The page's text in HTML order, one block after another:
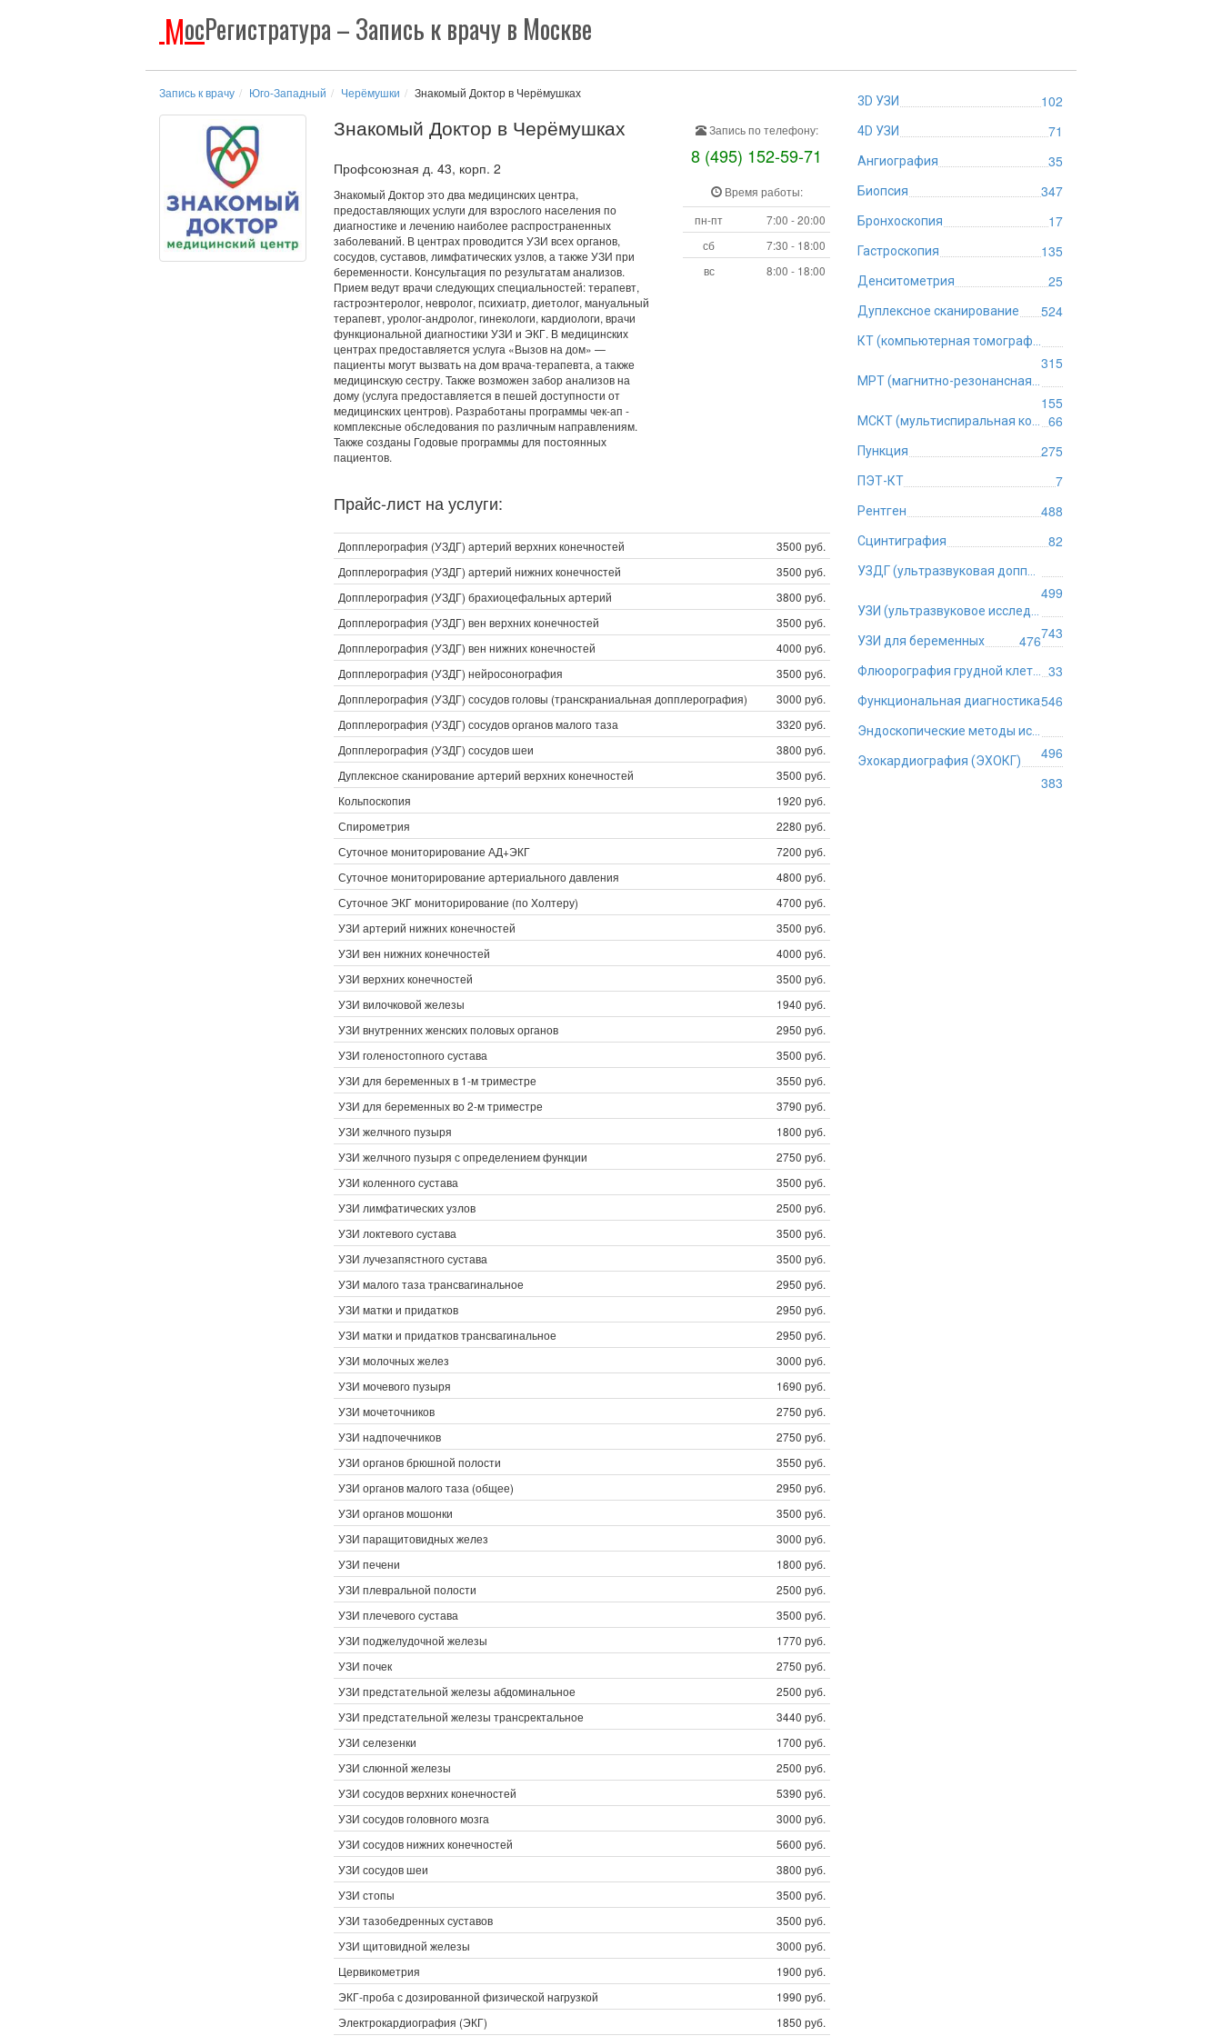
МосРегистратура– Запись к врачу в Москве
Запись к врачу Юго-Западный Черёмушки Знакомый Доктор в Черёмушках
Знакомый Доктор в Черёмушках
Профсоюзная д. 43, корп. 2
Знакомый Доктор это два медицинских центра,
предоставляющих услуги для взрослого населения по
диагностике и лечению наиболее распространенных
заболеваний. В центрах проводится УЗИ всех органов,
сосудов, суставов, лимфатических узлов, а также УЗИ при
беременности. Консультация по результатам анализов.
Прием ведут врачи следующих специальностей: терапевт,
гастроэнтеролог, невролог, психиатр, диетолог, мануальный
терапевт, уролог-андролог, гинекологи, кардиологи, врачи
функциональной диагностики УЗИ и ЭКГ. В медицинских
центрах предоставляется услуга «Вызов на дом» —
пациенты могут вызвать на дом врача-терапевта, а также
медицинскую сестру. Также возможен забор анализов на
дому (услуга предоставляется в пешей доступности от
медицинских центров). Разработаны программы чек-ап -
комплексные обследования по различным направлениям.
Также созданы Годовые программы для постоянных
пациентов.
Запись по телефону:
8 (495) 152-59-71
Время работы:
пн-пт
7:00 - 20:00
сб
7:30 - 18:00
вс
8:00 - 18:00
Прайс-лист на услуги:
Допплерография (УЗДГ) артерий верхних конечностей
3500 руб.
Допплерография (УЗДГ) артерий нижних конечностей
3500 руб.
Допплерография (УЗДГ) брахиоцефальных артерий
3800 руб.
Допплерография (УЗДГ) вен верхних конечностей
3500 руб.
Допплерография (УЗДГ) вен нижних конечностей
4000 руб.
Допплерография (УЗДГ) нейросонография
3500 руб.
Допплерография (УЗДГ) сосудов головы (транскраниальная допплерография)
3000 руб.
Допплерография (УЗДГ) сосудов органов малого таза
3320 руб.
Допплерография (УЗДГ) сосудов шеи
3800 руб.
Дуплексное сканирование артерий верхних конечностей
3500 руб.
Кольпоскопия
1920 руб.
Спирометрия
2280 руб.
Суточное мониторирование АД+ЭКГ
7200 руб.
Суточное мониторирование артериального давления
4800 руб.
Суточное ЭКГ мониторирование (по Холтеру)
4700 руб.
УЗИ артерий нижних конечностей
3500 руб.
УЗИ вен нижних конечностей
4000 руб.
УЗИ верхних конечностей
3500 руб.
УЗИ вилочковой железы
1940 руб.
УЗИ внутренних женских половых органов
2950 руб.
УЗИ голеностопного сустава
3500 руб.
УЗИ для беременных в 1-м триместре
3550 руб.
УЗИ для беременных во 2-м триместре
3790 руб.
УЗИ желчного пузыря
1800 руб.
УЗИ желчного пузыря с определением функции
2750 руб.
УЗИ коленного сустава
3500 руб.
УЗИ лимфатических узлов
2500 руб.
УЗИ локтевого сустава
3500 руб.
УЗИ лучезапястного сустава
3500 руб.
УЗИ малого таза трансвагинальное
2950 руб.
УЗИ матки и придатков
2950 руб.
УЗИ матки и придатков трансвагинальное
2950 руб.
УЗИ молочных желез
3000 руб.
УЗИ мочевого пузыря
1690 руб.
УЗИ мочеточников
2750 руб.
УЗИ надпочечников
2750 руб.
УЗИ органов брюшной полости
3550 руб.
УЗИ органов малого таза (общее)
2950 руб.
УЗИ органов мошонки
3500 руб.
УЗИ паращитовидных желез
3000 руб.
УЗИ печени
1800 руб.
УЗИ плевральной полости
2500 руб.
УЗИ плечевого сустава
3500 руб.
УЗИ поджелудочной железы
1770 руб.
УЗИ почек
2750 руб.
УЗИ предстательной железы абдоминальное
2500 руб.
УЗИ предстательной железы трансректальное
3440 руб.
УЗИ селезенки
1700 руб.
УЗИ слюнной железы
2500 руб.
УЗИ сосудов верхних конечностей
5390 руб.
УЗИ сосудов головного мозга
3000 руб.
УЗИ сосудов нижних конечностей
5600 руб.
УЗИ сосудов шеи
3800 руб.
УЗИ стопы
3500 руб.
УЗИ тазобедренных суставов
3500 руб.
УЗИ щитовидной железы
3000 руб.
Цервикометрия
1900 руб.
ЭКГ-проба с дозированной физической нагрузкой
1990 руб.
Электрокардиография (ЭКГ)
1850 руб.
3D УЗИ 102
4D УЗИ 71
Ангиография 35
Биопсия 347
Бронхоскопия 17
Гастроскопия 135
Денситометрия 25
Дуплексное сканирование 524
315
155
66
Пункция 275
ПЭТ-КТ 7
Рентген 488
Сцинтиграфия 82
499
743
УЗИ для беременных 476
33
Функциональная диагностика546
496
Эхокардиография (ЭХОКГ)
383